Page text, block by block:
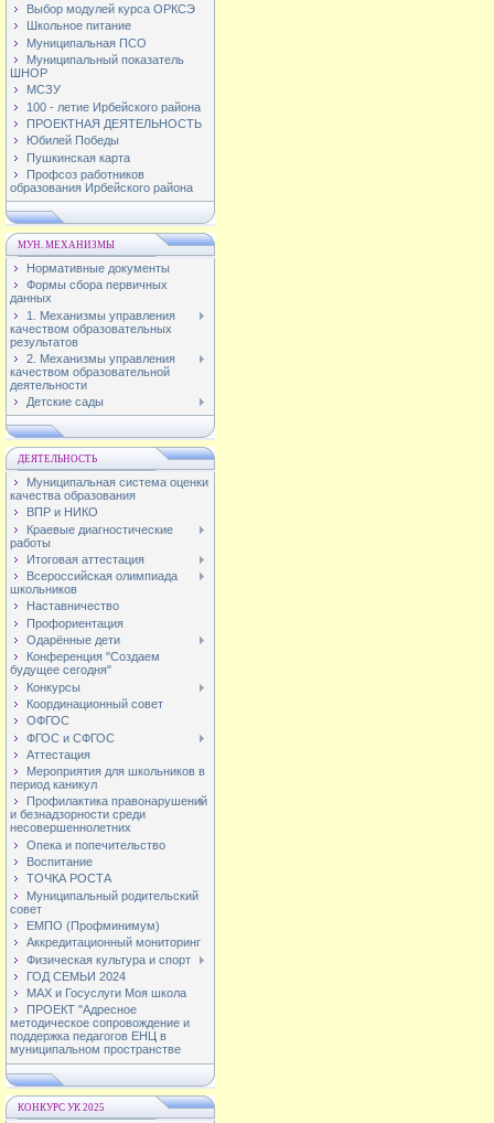
Выбор модулей курса ОРКСЭ
Школьное питание
Муниципальная ПСО
Муниципальный показатель
ШНОР
МСЗУ
100 - летие Ирбейского района
ПРОЕКТНАЯ ДЕЯТЕЛЬНОСТЬ
Юбилей Победы
Пушкинская карта
Профсоз работников
образования Ирбейского района
МУН. МЕХАНИЗМЫ
Нормативные документы
Формы сбора первичных
данных
1. Механизмы управления
качеством образовательных
результатов
2. Механизмы управления
качеством образовательной
деятельности
Детские сады
ДЕЯТЕЛЬНОСТЬ
Муниципальная система оценки
качества образования
ВПР и НИКО
Краевые диагностические
работы
Итоговая аттестация
Всероссийская олимпиада
школьников
Наставничество
Профориентация
Одарённые дети
Конференция "Создаем
будущее сегодня"
Конкурсы
Координационный совет
ОФГОС
ФГОС и СФГОС
Аттестация
Мероприятия для школьников в
период каникул
Профилактика правонарушений
и безнадзорности среди
несовершеннолетних
Опека и попечительство
Воспитание
ТОЧКА РОСТА
Муниципальный родительский
совет
ЕМПО (Профминимум)
Аккредитационный мониторинг
Физическая культура и спорт
ГОД СЕМЬИ 2024
МАХ и Госуслуги Моя школа
ПРОЕКТ "Адресное
методическое сопровождение и
поддержка педагогов ЕНЦ в
муниципальном пространстве
КОНКУРС УК 2025